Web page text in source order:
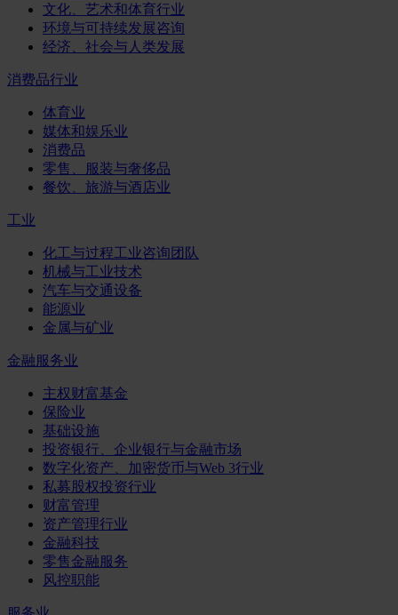
文化、艺术和体育行业
环境与可持续发展咨询
经济、社会与人类发展
消费品行业
体育业
媒体和娱乐业
消费品
零售、服装与奢侈品
餐饮、旅游与酒店业
工业
化工与过程工业咨询团队
机械与工业技术
汽车与交通设备
能源业
金属与矿业
金融服务业
主权财富基金
保险业
基础设施
投资银行、企业银行与金融市场
数字化资产、加密货币与Web 3行业
私募股权投资行业
财富管理
资产管理行业
金融科技
零售金融服务
风控职能